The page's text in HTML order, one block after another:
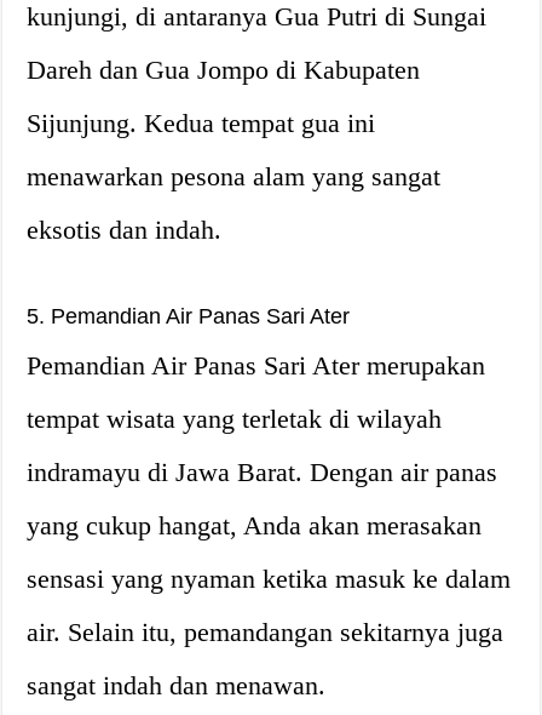
kunjungi, di antaranya Gua Putri di Sungai
Dareh dan Gua Jompo di Kabupaten
Sijunjung. Kedua tempat gua ini
menawarkan pesona alam yang sangat
eksotis dan indah.
5. Pemandian Air Panas Sari Ater
Pemandian Air Panas Sari Ater merupakan
tempat wisata yang terletak di wilayah
indramayu di Jawa Barat. Dengan air panas
yang cukup hangat, Anda akan merasakan
sensasi yang nyaman ketika masuk ke dalam
air. Selain itu, pemandangan sekitarnya juga
sangat indah dan menawan.